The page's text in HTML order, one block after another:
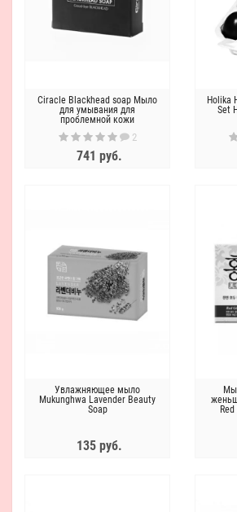
Ciracle Blackhead soap Мыло
для умывания для
проблемной кожи
2
741 руб.
Holika
Set
Увлажняющее мыло
Mukunghwa Lavender Beauty
Soap
135 руб.